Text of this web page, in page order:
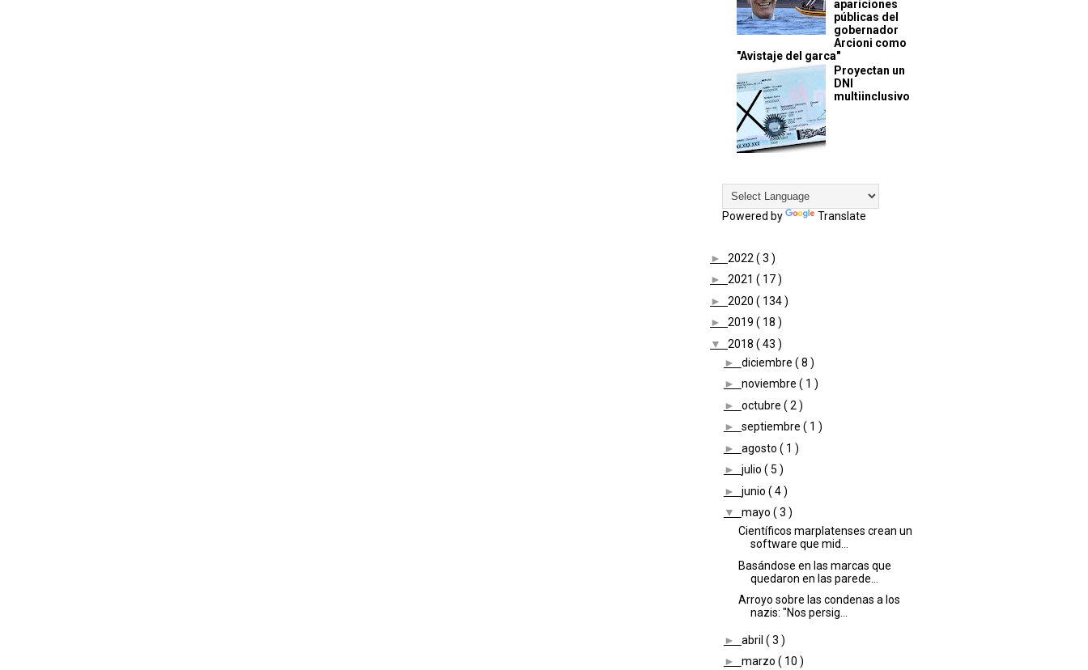
apariciones
públicas del
gobernador
Arcioni como
"Avistaje del garca"
Proyectan un
DNI
multiinclusivo
Powered by Translate
► 2022 ( 3 )
► 2021 ( 17 )
► 2020 ( 134 )
► 2019 ( 18 )
▼ 2018 ( 43 )
► diciembre ( 8 )
► noviembre ( 1 )
► octubre ( 2 )
► septiembre ( 1 )
► agosto ( 1 )
► julio ( 5 )
► junio ( 4 )
▼ mayo ( 3 )
Científicos marplatenses crean un
software que mid...
Basándose en las marcas que
quedaron en las parede...
Arroyo sobre las condenas a los
nazis: "Nos persig...
► abril ( 3 )
► marzo ( 10 )